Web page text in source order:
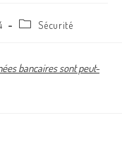
Sécurité
bancaires sont peut-